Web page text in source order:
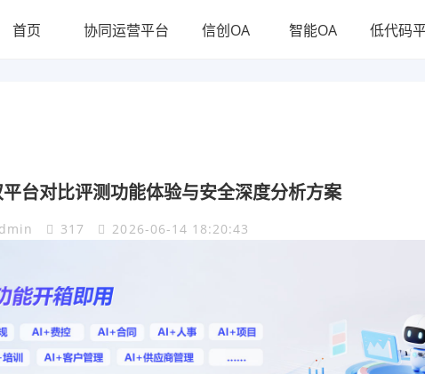
首页 协同运营平台 信创OA 智能OA 低代码
台对比评测功能体验与安全深度分析方案
317 2026-06-14 18:20:43